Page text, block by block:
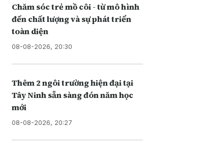
Chăm sóc trẻ mồ côi - từ mô hình
đến chất lượng và sự phát triển
toàn diện
08-08-2026, 20:30
Thêm 2 ngôi trường hiện đại tại
Tây Ninh sẵn sàng đón năm học
mới
08-08-2026, 20:27